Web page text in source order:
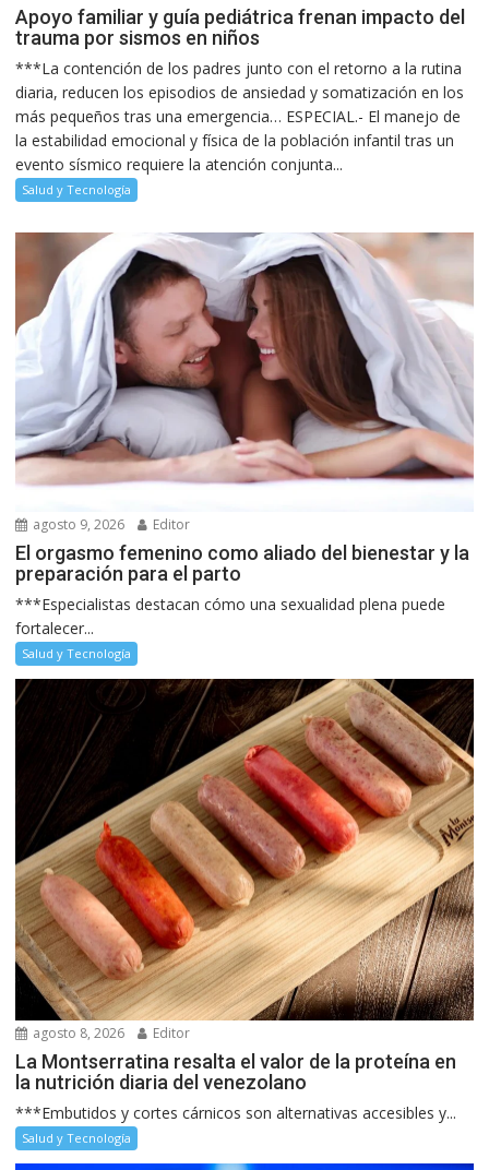
Apoyo familiar y guía pediátrica frenan impacto del
trauma por sismos en niños
***La contención de los padres junto con el retorno a la rutina
diaria, reducen los episodios de ansiedad y somatización en los
más pequeños tras una emergencia… ESPECIAL.- El manejo de
la estabilidad emocional y física de la población infantil tras un
evento sísmico requiere la atención conjunta...
Salud y Tecnología
agosto 9, 2026 Editor
El orgasmo femenino como aliado del bienestar y la
preparación para el parto
***Especialistas destacan cómo una sexualidad plena puede
fortalecer...
Salud y Tecnología
agosto 8, 2026 Editor
La Montserratina resalta el valor de la proteína en
la nutrición diaria del venezolano
***Embutidos y cortes cárnicos son alternativas accesibles y...
Salud y Tecnología